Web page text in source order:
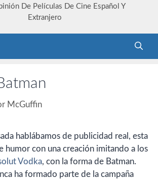
De Películas De Cine Español Y
Extranjero
McGuffin
hablábamos de publicidad real, esta
humor con una creación imitando a los
Vodka, con la forma de Batman.
ha formado parte de la campaña